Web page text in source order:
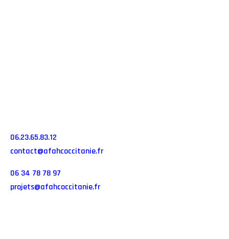
06.23.65.83.12
contact@afahcoccitanie.fr
06 34 78 78 97
projets@afahcoccitanie.fr